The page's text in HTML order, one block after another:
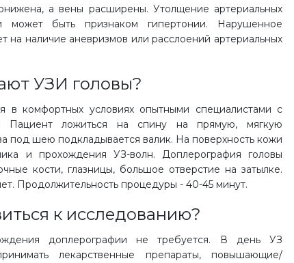
а вены расширены. Утолщение артериальных
может быть признаком гипертонии. Нарушенное
на наличие аневризмов или расслоений артериальных
УЗИ головы?
в комфортных условиях опытными специалистами с
Пациент ложиться на спину на прямую, мягкую
под шею подкладывается валик. На поверхность кожи
и прохождения УЗ-волн. Доплерография головы
кости, глазницы, большое отверстие на затылке.
Продолжительность процедуры - 40-45 минут.
к исследованию?
доплерографии не требуется. В день УЗ
лекарственные препараты, повышающие/